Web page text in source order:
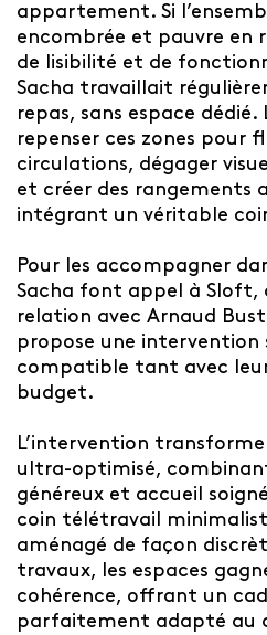
appartement. Si
encombrée et pauvre en
de lisibilité et de
Sacha travaillait
repas, sans espace
repenser ces zones pour
circulations, dégager
et créer des rangements
intégrant un véritable
Pour les accompagner
Sacha font appel à Sloft,
relation avec Arnaud
propose une intervention
compatible tant avec
budget.
L’intervention transforme
ultra-optimisé,
généreux et accueil
coin télétravail
aménagé de façon
travaux, les espaces
cohérence, offrant un
parfaitement adapté au